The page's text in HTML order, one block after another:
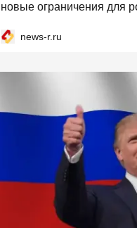
новые ограничения для
news-r.ru